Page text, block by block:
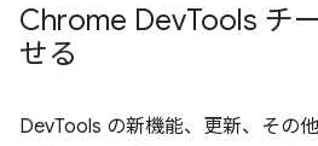
Chrome DevTools チ
せる
DevTools の新機能、更新、その